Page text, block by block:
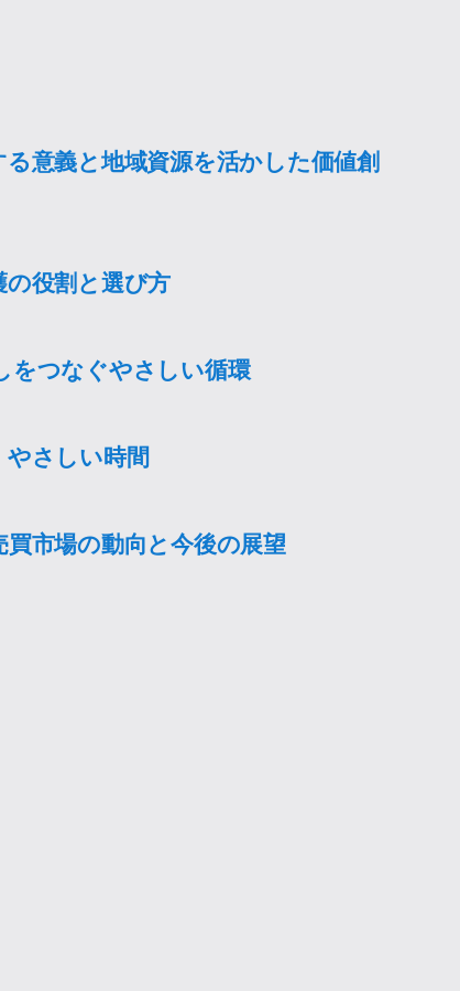
意義と地域資源を活かした価値創
の役割と選び方
をつなぐやさしい循環
やさしい時間
市場の動向と今後の展望